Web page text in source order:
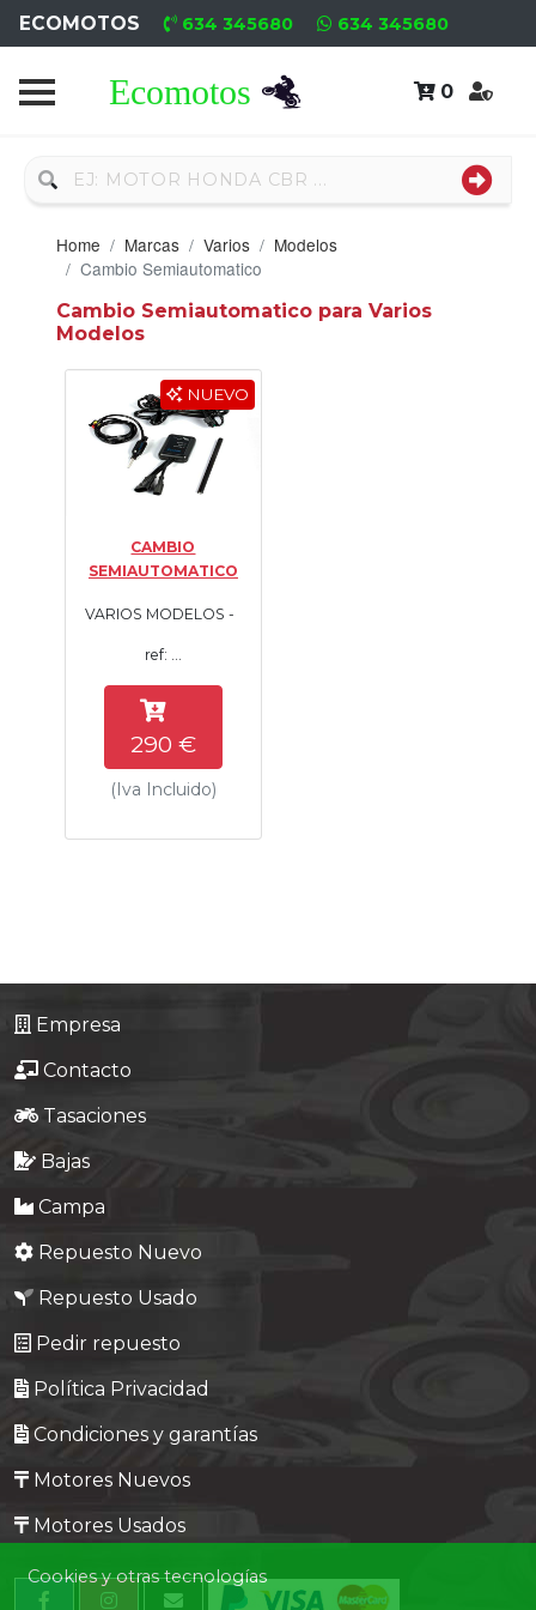
ECOMOTOS 634 345680 634 345680
0
Home
Usado
Neumáticos
Campa
Motores
Nuevos
Motores
Tasaciones
Empresa
Contacto
Home Marcas Varios
Modelos
Cambio Semiautomatico
Cambio Semiautomatico para Varios
Modelos
NUEVO
CAMBIO
SEMIAUTOMATICO
VARIOS MODELOS -
ref: ...
290 €
(Iva Incluido)
Empresa
Contacto
Tasaciones
Bajas
Campa
Repuesto Nuevo
Repuesto Usado
Pedir repuesto
Política Privacidad
Condiciones y garantías
Motores Nuevos
Motores Usados
Cookies y otras tecnologías